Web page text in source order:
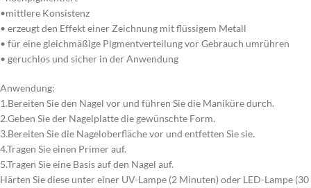
•mittlere Konsistenz
• erzeugt den Effekt einer Zeichnung mit flüssigem Metall
• für eine gleichmäßige Pigmentverteilung vor Gebrauch umrühren
• geruchlos und sicher in der Anwendung
Anwendung:
1.Bereiten Sie den Nagel vor und führen Sie die Maniküre durch.
2.Geben Sie der Nagelplatte die gewünschte Form.
3.Bereiten Sie die Nageloberfläche vor und entfetten Sie sie.
4.Tragen Sie einen Primer auf.
5.Tragen Sie eine Basis auf den Nagel auf.
Härten Sie diese unter einer UV-Lampe (2 Minuten) oder LED-Lampe (30